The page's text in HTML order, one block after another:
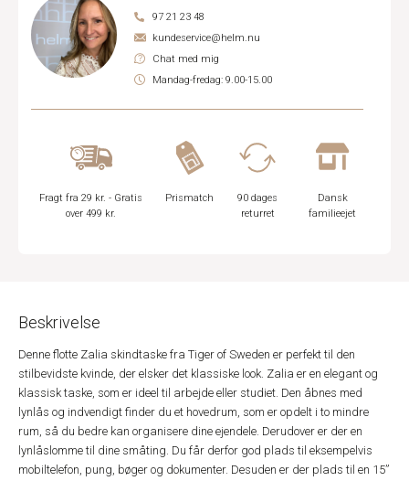
97 21 23 48
kundeservice@helm.nu
Chat med mig
Mandag-fredag: 9.00-15.00
Fragt fra 29 kr. - Gratis
over 499 kr.
Prismatch
90 dages
returret
Dansk
familieejet
Beskrivelse
Denne flotte Zalia skindtaske fra Tiger of Sweden er perfekt til den
stilbevidste kvinde, der elsker det klassiske look. Zalia er en elegant og
klassisk taske, som er ideel til arbejde eller studiet. Den åbnes med
lynlås og indvendigt finder du et hovedrum, som er opdelt i to mindre
rum, så du bedre kan organisere dine ejendele. Derudover er der en
lynlåslomme til dine småting. Du får derfor god plads til eksempelvis
mobiltelefon, pung, bøger og dokumenter. Desuden er der plads til en 15”